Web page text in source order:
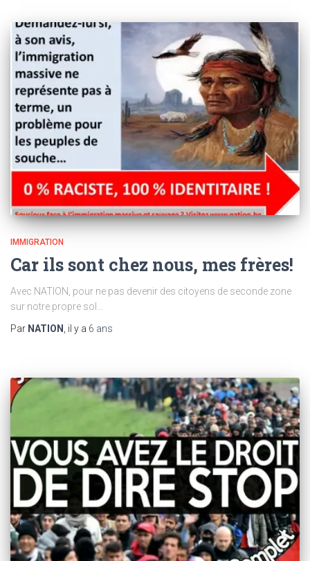
IMMIGRATION
Car ils sont chez nous, mes frères!
Avec NATION, pour ne pas devenir des citoyens de seconde zone
sur notre propre sol…
Par NATION , il y a 6 ans